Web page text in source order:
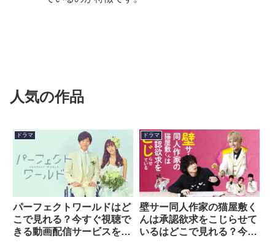
人気の作品
ドラマ
パーフェクトワールドはど
こで見れる？今すぐ視聴で
きる動画配信サービスを紹
ドラマ
壁サー同人作家の猫屋敷く
んは承認欲求をこじらせて
いるはどこで見れる？今す